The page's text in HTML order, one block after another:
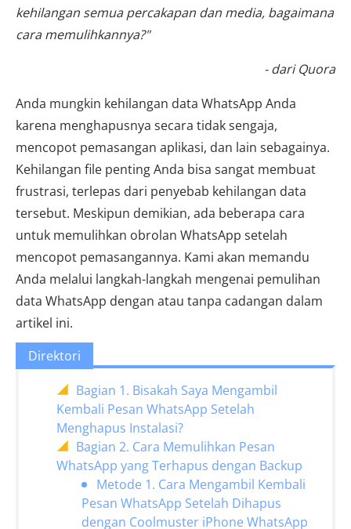
kehilangan semua percakapan dan media, bagaimana
cara memulihkannya?"
- dari Quora
Anda mungkin kehilangan data WhatsApp Anda
karena menghapusnya secara tidak sengaja,
mencopot pemasangan aplikasi, dan lain sebagainya.
Kehilangan file penting Anda bisa sangat membuat
frustrasi, terlepas dari penyebab kehilangan data
tersebut. Meskipun demikian, ada beberapa cara
untuk memulihkan obrolan WhatsApp setelah
mencopot pemasangannya. Kami akan memandu
Anda melalui langkah-langkah mengenai pemulihan
data WhatsApp dengan atau tanpa cadangan dalam
artikel ini.
Direktori
Bagian 1. Bisakah Saya Mengambil
Kembali Pesan WhatsApp Setelah
Menghapus Instalasi?
Bagian 2. Cara Memulihkan Pesan
WhatsApp yang Terhapus dengan Backup
Metode 1. Cara Mengambil Kembali
Pesan WhatsApp Setelah Dihapus
dengan Coolmuster iPhone WhatsApp